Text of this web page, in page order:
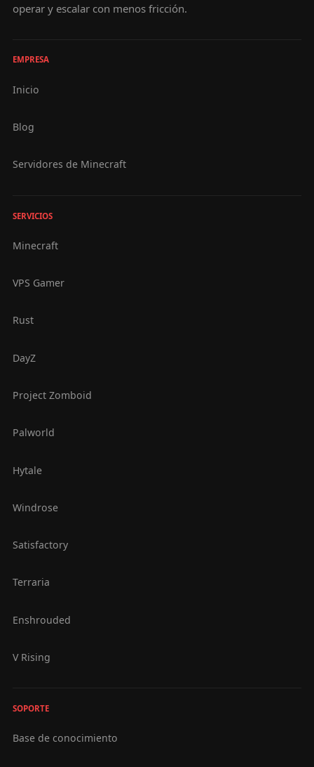
operar y escalar con menos fricción.
EMPRESA
Inicio
Blog
Servidores de Minecraft
SERVICIOS
Minecraft
VPS Gamer
Rust
DayZ
Project Zomboid
Palworld
Hytale
Windrose
Satisfactory
Terraria
Enshrouded
V Rising
SOPORTE
Base de conocimiento